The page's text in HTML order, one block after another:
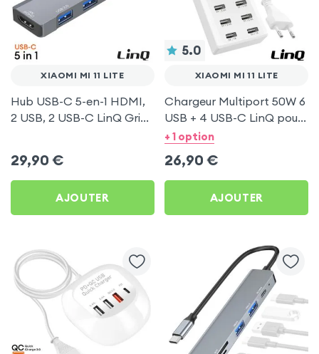
XIAOMI MI 11 LITE
Hub USB-C 5-en-1 HDMI,
2 USB, 2 USB-C LinQ Gris
29,90 €
AJOUTER
5.0
XIAOMI MI 11 LITE
Chargeur Multiport 50W 6
USB + 4 USB-C LinQ pour
Xiaomi Mi 11 Lite
+ 1 option
26,90 €
AJOUTER